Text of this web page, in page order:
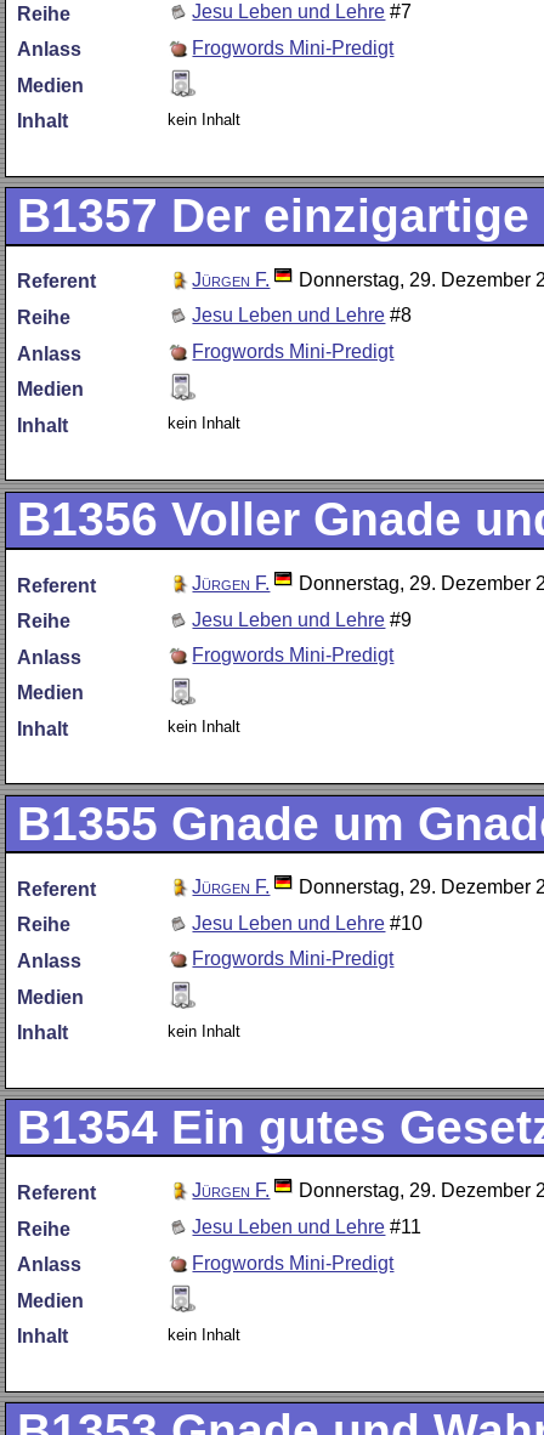
Reihe
Jesu Leben und Lehre #7
Anlass
Frogwords Mini-Predigt
Medien
Inhalt
kein Inhalt
B1357 Der einzigartige
Referent Jürgen F.
Donnerstag, 29. Dezember
Reihe
Jesu Leben und Lehre #8
Anlass
Frogwords Mini-Predigt
Medien
Inhalt
kein Inhalt
B1356 Voller Gnade
Referent Jürgen F.
Donnerstag, 29. Dezember
Reihe
Jesu Leben und Lehre #9
Anlass
Frogwords Mini-Predigt
Medien
Inhalt
kein Inhalt
B1355 Gnade um
Referent Jürgen F.
Donnerstag, 29. Dezember
Reihe
Jesu Leben und Lehre #10
Anlass
Frogwords Mini-Predigt
Medien
Inhalt
kein Inhalt
B1354 Ein gutes
Referent Jürgen F.
Donnerstag, 29. Dezember
Reihe
Jesu Leben und Lehre #11
Anlass
Frogwords Mini-Predigt
Medien
Inhalt
kein Inhalt